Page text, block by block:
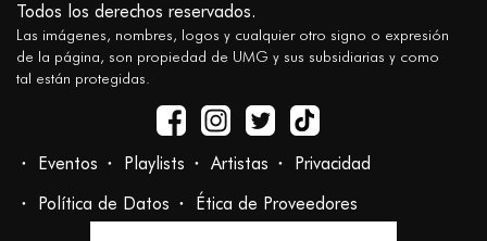
Todos los derechos reservados.
Las imágenes, nombres, logos y cualquier otro signo o expresión
de la página, son propiedad de UMG y sus subsidiarias y como
tal están protegidas.
Eventos Playlists Artistas
Privacidad
Política de Datos
Ética de Proveedores